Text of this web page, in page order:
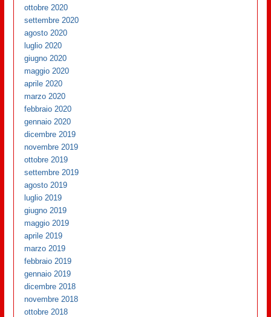
ottobre 2020
settembre 2020
agosto 2020
luglio 2020
giugno 2020
maggio 2020
aprile 2020
marzo 2020
febbraio 2020
gennaio 2020
dicembre 2019
novembre 2019
ottobre 2019
settembre 2019
agosto 2019
luglio 2019
giugno 2019
maggio 2019
aprile 2019
marzo 2019
febbraio 2019
gennaio 2019
dicembre 2018
novembre 2018
ottobre 2018